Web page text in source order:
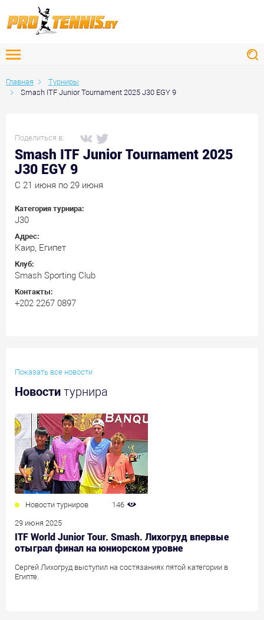
Главная
Турниры
Smash ITF Junior Tournament 2025 J30 EGY 9
Поделиться в:
Smash ITF Junior Tournament 2025
J30 EGY 9
C 21 июня по 29 июня
Категория турнира:
J30
Адрес:
Каир, Египет
Клуб:
Smash Sporting Club
Контакты:
+202 2267 0897
Показать все новости
Новости турнира
Новости турниров 146
29 июня 2025
ITF World Junior Tour. Smash. Лихогруд впервые
отыграл финал на юниорском уровне
Сергей Лихогруд выступил на состязаниях пятой категории в
Египте.